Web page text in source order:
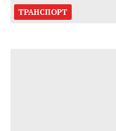
ТРАНСПОРТ